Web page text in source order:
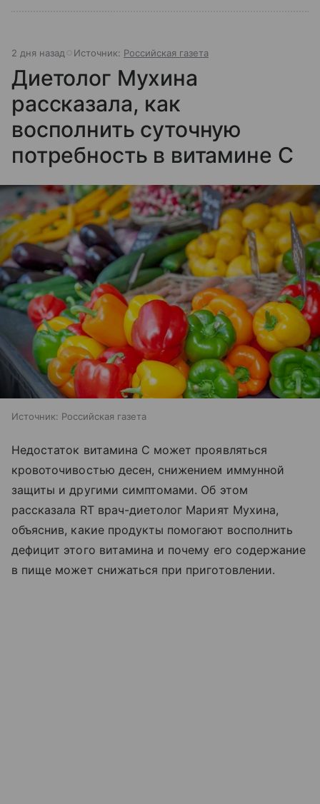
2 дня назад Источник: Российская газета
Диетолог Мухина
рассказала, как
восполнить суточную
потребность в витамине C
Источник: Российская газета
Недостаток витамина C может проявляться
кровоточивостью десен, снижением иммунной
защиты и другими симптомами. Об этом
рассказала RT врач-диетолог Марият Мухина,
объяснив, какие продукты помогают восполнить
дефицит этого витамина и почему его содержание
в пище может снижаться при приготовлении.